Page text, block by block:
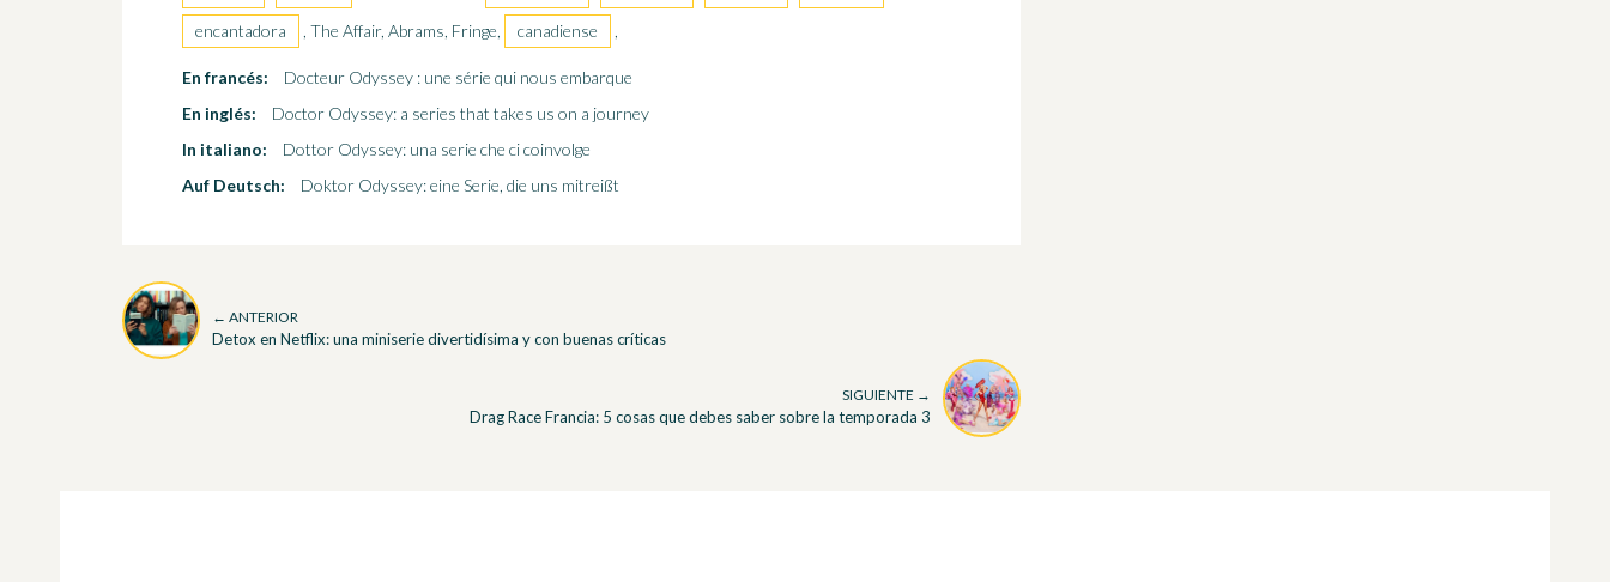
encantadora
, The Affair, Abrams, Fringe, canadiense ,
En francés:
Docteur Odyssey : une série qui nous embarque
En inglés:
Doctor Odyssey: a series that takes us on a journey
In italiano:
Dottor Odyssey: una serie che ci coinvolge
Auf Deutsch:
Doktor Odyssey: eine Serie, die uns mitreißt
← ANTERIOR
Detox en Netflix: una miniserie divertidísima y con buenas críticas
SIGUIENTE →
Drag Race Francia: 5 cosas que debes saber sobre la temporada 3